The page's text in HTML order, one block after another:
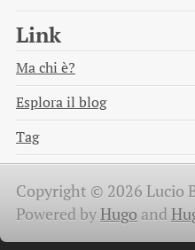
Link
Ma chi è?
Esplora il blog
Tag
Copyright © 2026 Lucio
Powered byHugo and